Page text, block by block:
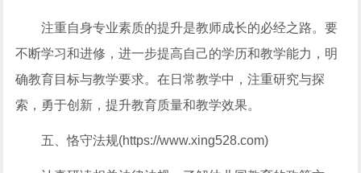
注重自身专业素质的提升是教师成长的必经之路。要
不断学习和进修，进一步提高自己的学历和教学能力，明
确教育目标与教学要求。在日常教学中，注重研究与探
索，勇于创新，提升教育质量和教学效果。
五、恪守法规(https://www.xing528.com)